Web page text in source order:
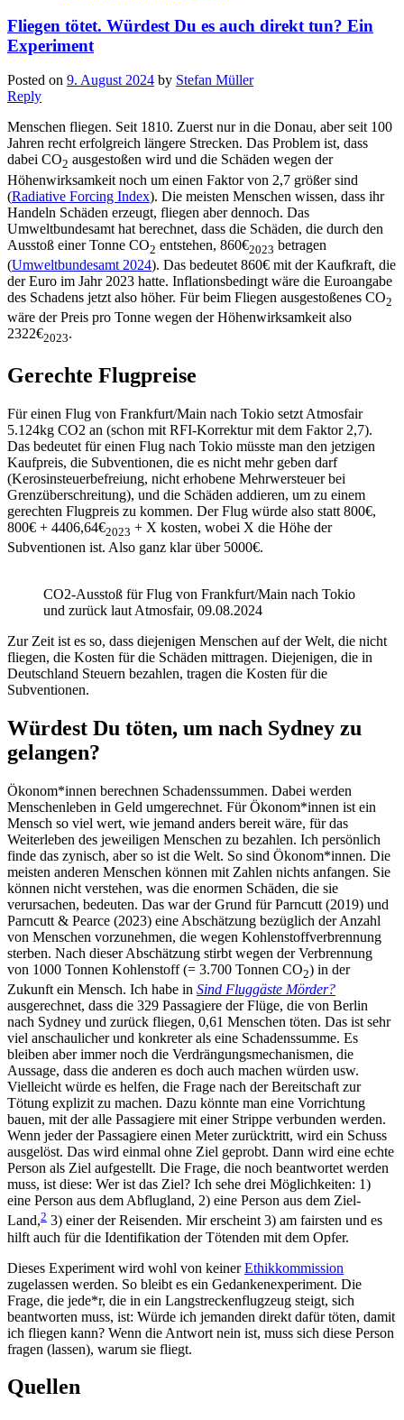
Fliegen tötet. Würdest Du es auch direkt tun? Ein
Experiment
Posted on 9. August 2024 by Stefan Müller
Reply
Menschen fliegen. Seit 1810. Zuerst nur in die Donau, aber seit 100
Jahren recht erfolgreich längere Strecken. Das Problem ist, dass
dabei CO2 ausgestoßen wird und die Schäden wegen der
Höhenwirksamkeit noch um einen Faktor von 2,7 größer sind
(Radiative Forcing Index). Die meisten Menschen wissen, dass ihr
Handeln Schäden erzeugt, fliegen aber dennoch. Das
Umweltbundesamt hat berechnet, dass die Schäden, die durch den
Ausstoß einer Tonne CO2 entstehen, 860€2023 betragen
(Umweltbundesamt 2024). Das bedeutet 860€ mit der Kaufkraft, die
der Euro im Jahr 2023 hatte. Inflationsbedingt wäre die Euroangabe
des Schadens jetzt also höher. Für beim Fliegen ausgestoßenes CO2
wäre der Preis pro Tonne wegen der Höhenwirksamkeit also
2322€2023.
Gerechte Flugpreise
Für einen Flug von Frankfurt/Main nach Tokio setzt Atmosfair
5.124kg CO2 an (schon mit RFI-Korrektur mit dem Faktor 2,7).
Das bedeutet für einen Flug nach Tokio müsste man den jetzigen
Kaufpreis, die Subventionen, die es nicht mehr geben darf
(Kerosinsteuerbefreiung, nicht erhobene Mehrwersteuer bei
Grenzüberschreitung), und die Schäden addieren, um zu einem
gerechten Flugpreis zu kommen. Der Flug würde also statt 800€,
800€ + 4406,64€2023 + X kosten, wobei X die Höhe der
Subventionen ist. Also ganz klar über 5000€.
CO2-Ausstoß für Flug von Frankfurt/Main nach Tokio
und zurück laut Atmosfair, 09.08.2024
Zur Zeit ist es so, dass diejenigen Menschen auf der Welt, die nicht
fliegen, die Kosten für die Schäden mittragen. Diejenigen, die in
Deutschland Steuern bezahlen, tragen die Kosten für die
Subventionen.
Würdest Du töten, um nach Sydney zu
gelangen?
Ökonom*innen berechnen Schadenssummen. Dabei werden
Menschenleben in Geld umgerechnet. Für Ökonom*innen ist ein
Mensch so viel wert, wie jemand anders bereit wäre, für das
Weiterleben des jeweiligen Menschen zu bezahlen. Ich persönlich
finde das zynisch, aber so ist die Welt. So sind Ökonom*innen. Die
meisten anderen Menschen können mit Zahlen nichts anfangen. Sie
können nicht verstehen, was die enormen Schäden, die sie
verursachen, bedeuten. Das war der Grund für Parncutt (2019) und
Parncutt & Pearce (2023) eine Abschätzung bezüglich der Anzahl
von Menschen vorzunehmen, die wegen Kohlenstoffverbrennung
sterben. Nach dieser Abschätzung stirbt wegen der Verbrennung
von 1000 Tonnen Kohlenstoff (= 3.700 Tonnen CO2) in der
Zukunft ein Mensch. Ich habe in Sind Fluggäste Mörder?
ausgerechnet, dass die 329 Passagiere der Flüge, die von Berlin
nach Sydney und zurück fliegen, 0,61 Menschen töten. Das ist sehr
viel anschaulicher und konkreter als eine Schadenssumme. Es
bleiben aber immer noch die Verdrängungsmechanismen, die
Aussage, dass die anderen es doch auch machen würden usw.
Vielleicht würde es helfen, die Frage nach der Bereitschaft zur
Tötung explizit zu machen. Dazu könnte man eine Vorrichtung
bauen, mit der alle Passagiere mit einer Strippe verbunden werden.
Wenn jeder der Passagiere einen Meter zurücktritt, wird ein Schuss
ausgelöst. Das wird einmal ohne Ziel geprobt. Dann wird eine echte
Person als Ziel aufgestellt. Die Frage, die noch beantwortet werden
muss, ist diese: Wer ist das Ziel? Ich sehe drei Möglichkeiten: 1)
eine Person aus dem Abflugland, 2) eine Person aus dem Ziel-
Land,2 3) einer der Reisenden. Mir erscheint 3) am fairsten und es
hilft auch für die Identifikation der Tötenden mit dem Opfer.
Dieses Experiment wird wohl von keinerEthikkommission
zugelassen werden. So bleibt es ein Gedankenexperiment. Die
Frage, die jede*r, die in ein Langstreckenflugzeug steigt, sich
beantworten muss, ist: Würde ich jemanden direkt dafür töten, damit
ich fliegen kann? Wenn die Antwort nein ist, muss sich diese Person
fragen (lassen), warum sie fliegt.
Quellen